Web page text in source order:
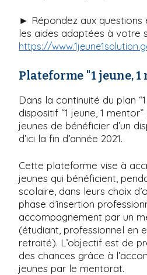
► Répondez aux
les aides adaptées à votre
https://
Plateforme "1 jeune, 1
Dans la continuité du plan
dispositif “1 jeune, 1
jeunes de bénéficier d’un
d’ici la fin d’année 2021.
Cette plateforme vise à
jeunes qui bénéficient,
scolaire, dans leurs choix
phase d’insertion
accompagnement par un
(étudiant, professionnel en
retraité). L’objectif est de
des chances grâce à
jeunes par le mentorat.